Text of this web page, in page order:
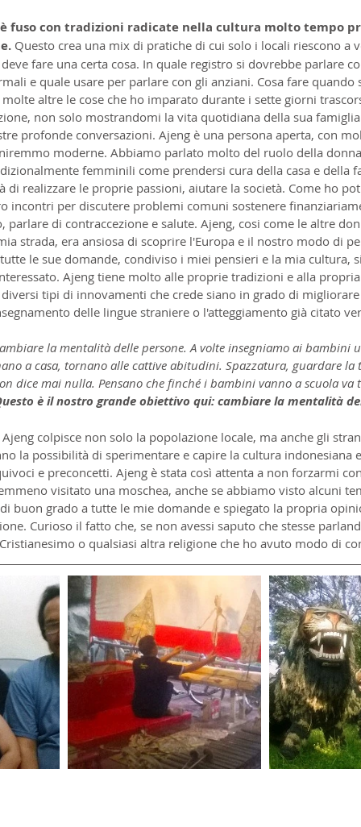
è fuso con tradizioni radicate nella cultura molto tempo
Questo crea una mix di pratiche di cui solo i locali riescono a
fare una certa cosa. In quale registro si dovrebbe parlare
e quale usare per parlare con gli anziani. Cosa fare
altre le cose che ho imparato durante i sette giorni
non solo mostrandomi la vita quotidiana della sua
profonde conversazioni. Ajeng è una persona aperta, con
moderne. Abbiamo parlato molto del ruolo della
femminili come prendersi cura della casa e della
di realizzare le proprie passioni, aiutare la società. Come ho
incontri per discutere problemi comuni sostenere
parlare di contraccezione e salute. Ajeng, cosi come le altre
strada, era ansiosa di scoprire l'Europa e il nostro modo di
le sue domande, condiviso i miei pensieri e la mia cultura,
Ajeng tiene molto alle proprie tradizioni e alla
tipi di innovamenti che crede siano in grado di
delle lingue straniere o l'atteggiamento già citato
la mentalità delle persone. A volte insegniamo ai bambini
a casa, tornano alle cattive abitudini. Spazzatura, guardare la
dice mai nulla. Pensano che finché i bambini vanno a scuola
è il nostro grande obiettivo qui: cambiare la mentalità
colpisce non solo la popolazione locale, ma anche gli
la possibilità di sperimentare e capire la cultura indonesiana
e preconcetti. Ajeng è stata così attenta a non forzarmi
visitato una moschea, anche se abbiamo visto alcuni
buon grado a tutte le mie domande e spiegato la propria
Curioso il fatto che, se non avessi saputo che stesse
o qualsiasi altra religione che ho avuto modo di